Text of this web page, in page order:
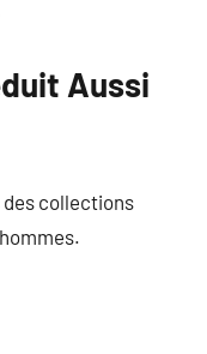
Aussi
des collections